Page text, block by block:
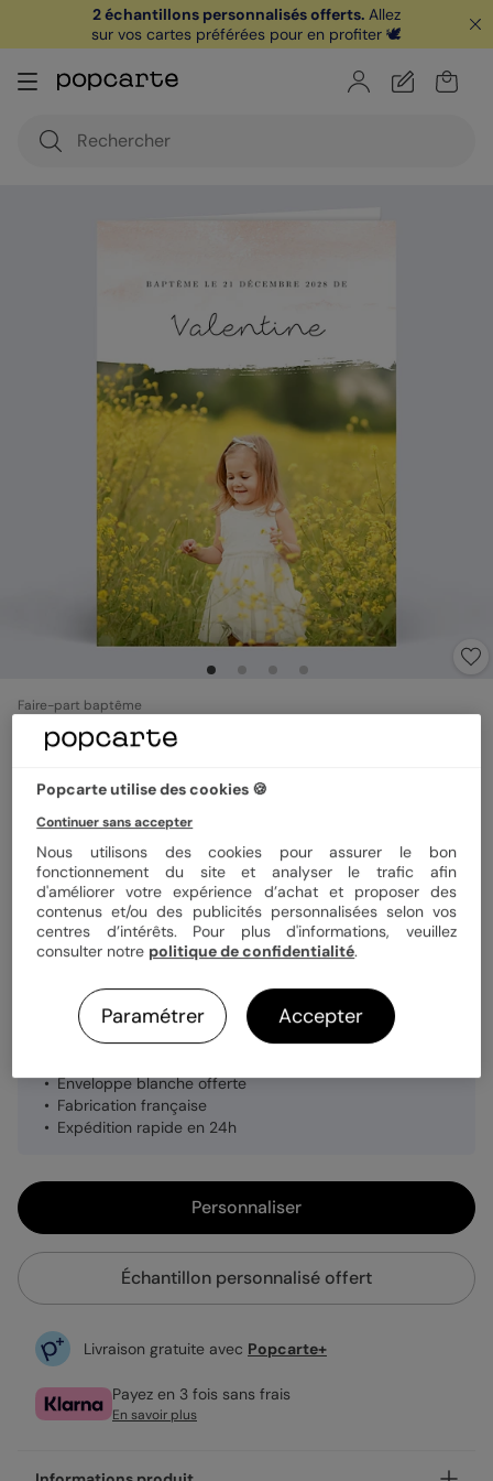
offerte avec le code
je télécharge
2 échantillons personnalisés offerts. Allez
sur vos cartes préférées pour en profiter 🕊️
Faire-part baptême
Brume
Format
Papier Papier Satiné
Quantité Échantillon personnalisé
Enveloppe blanche offerte
Fabrication française
Expédition rapide en 24h
Personnaliser
Échantillon personnalisé offert
Livraison gratuite avec Popcarte+
Payez en 3 fois sans frais
En savoir plus
Popcarte utilise des cookies 🍪
Continuer sans accepter
Nous utilisons des cookies pour assurer le bon
fonctionnement du site et analyser le trafic afin
d'améliorer votre expérience d’achat et proposer des
contenus et/ou des publicités personnalisées selon vos
centres d’intérêts. Pour plus d'informations, veuillez
consulter notre politique de confidentialité.
Paramétrer Accepter